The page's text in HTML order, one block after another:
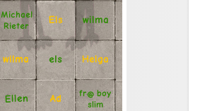
Michael
Rieter
Els wilma
wilma els Helga
Ellen Ad fr@ boy
slim